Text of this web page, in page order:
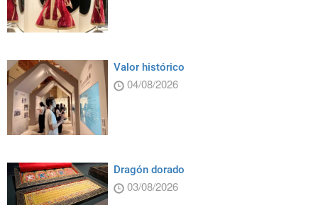
Valor histórico
04/08/2026
Dragón dorado
03/08/2026